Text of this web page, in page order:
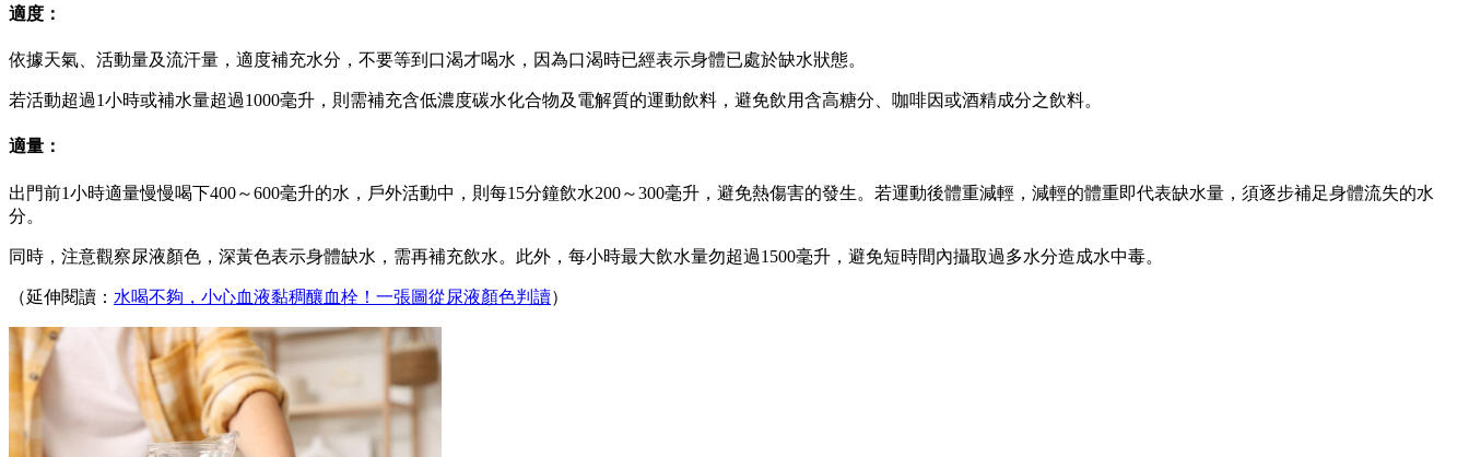
適度：
依據天氣、活動量及流汗量，適度補充水分，不要等到口渴才喝水，因為口渴時已經表示身體已處於缺水狀態。
若活動超過1小時或補水量超過1000毫升，則需補充含低濃度碳水化合物及電解質的運動飲料，避免飲用含高糖分、咖啡因或酒精成分之飲料。
適量：
出門前1小時適量慢慢喝下400～600毫升的水，戶外活動中，則每15分鐘飲水200～300毫升，避免熱傷害的發生。若運動後體重減輕，減輕的體重即代表缺水量，須逐步補足身體流失的水
分。
同時，注意觀察尿液顏色，深黃色表示身體缺水，需再補充飲水。此外，每小時最大飲水量勿超過1500毫升，避免短時間內攝取過多水分造成水中毒。
（延伸閱讀： 水喝不夠，小心血液黏稠釀血栓！一張圖從尿液顏色判讀）